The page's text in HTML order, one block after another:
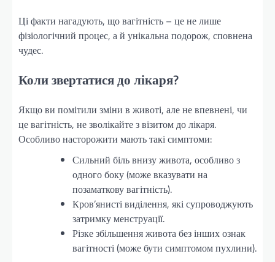
Ці факти нагадують, що вагітність – це не лише
фізіологічний процес, а й унікальна подорож, сповнена
чудес.
Коли звертатися до лікаря?
Якщо ви помітили зміни в животі, але не впевнені, чи
це вагітність, не зволікайте з візитом до лікаря.
Особливо насторожити мають такі симптоми:
Сильний біль внизу живота, особливо з
одного боку (може вказувати на
позаматкову вагітність).
Кров’янисті виділення, які супроводжують
затримку менструації.
Різке збільшення живота без інших ознак
вагітності (може бути симптомом пухлини).